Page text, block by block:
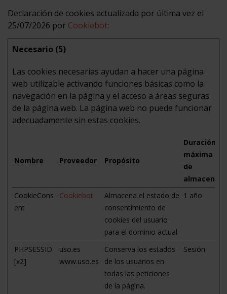
Declaración de cookies actualizada por última vez el
25/07/2026 por Cookiebot:
Necesario (5)
Las cookies necesarias ayudan a hacer una página
web utilizable activando funciones básicas como la
navegación en la página y el acceso a áreas seguras
de la página web. La página web no puede funcionar
adecuadamente sin estas cookies.
Nombre Proveedor Propósito
Duración
máxima
de
CookieCons
ent
Cookiebot
Almacena el estado de
consentimiento de
cookies del usuario
para el dominio actual
1 año
PHPSESSID
[x2]
uso.es
www.uso.es
Conserva los estados
de los usuarios en
todas las peticiones
de la página.
Sesión